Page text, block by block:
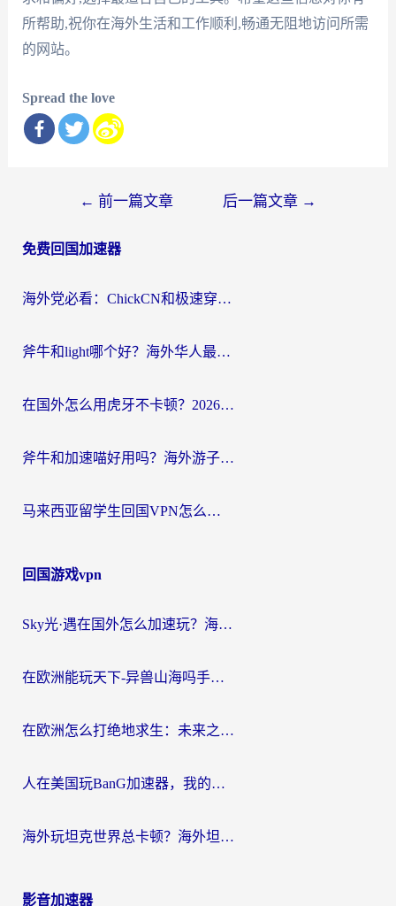
所帮助,祝你在海外生活和工作顺利,畅通无阻地访问所需
的网站。
Spread the love
导
← 前一篇文章 后一篇文章 →
免费回国加速器
海外党必看：ChickCN和极速穿梭VPN好用吗？3招教你选对回国加速器无缝刷国内资源
斧牛和light哪个好？海外华人最关心的回国加速器选择难题，一篇讲透
在国外怎么用虎牙不卡顿？2026海外华人亲测有效的回国加速器选择指南
斧牛和加速喵好用吗？海外游子的真实选择困境
马来西亚留学生回国VPN怎么选？3个避坑点+1款实测好用的加速器推荐
回国游戏vpn
Sky光·遇在国外怎么加速玩？海外党亲测有效的国服游戏加速指南
在欧洲能玩天下-异兽山海吗手游？海外玩家的加速器生存指南
在欧洲怎么打绝地求生：未来之役不卡？留学生亲测的加速器避坑指南
人在美国玩BanG加速器，我的延迟终于绿了
海外玩坦克世界总卡顿？海外坦克世界加速器有哪些？实测好用的选择在这里
影音加速器